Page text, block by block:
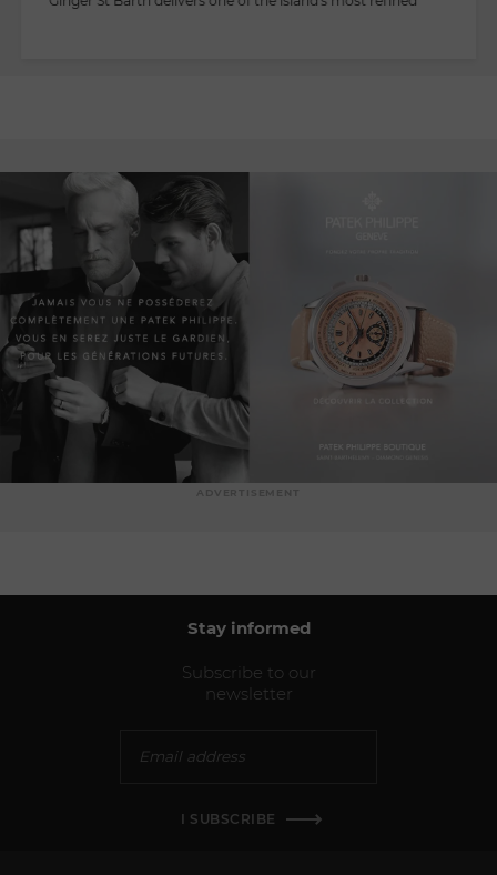
Stay informed
Subscribe to our
newsletter
I SUBSCRIBE